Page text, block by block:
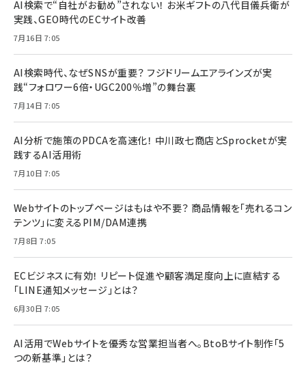
AI検索で“自社がお勧め”されない！ お米ギフトの八代目儀兵衛が
実践、GEO時代のECサイト改善
7月16日 7:05
AI検索時代、なぜSNSが重要？ フジドリームエアラインズが実
践“フォロワー6倍・UGC200％増”の舞台裏
7月14日 7:05
AI分析で施策のPDCAを高速化！ 中川政七商店とSprocketが実
践するAI活用術
7月10日 7:05
Webサイトのトップページはもはや不要？ 商品情報を「売れるコン
テンツ」に変えるPIM/DAM連携
7月8日 7:05
ECビジネスに有効！ リピート促進や顧客満足度向上に直結する
「LINE通知メッセージ」とは？
6月30日 7:05
AI活用でWebサイトを優秀な営業担当者へ。BtoBサイト制作「5
つの新基準」とは？